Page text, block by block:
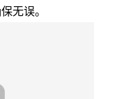
无误。